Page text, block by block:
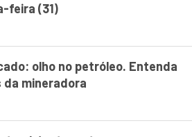
feira (31)
olho no petróleo. Entenda
da mineradora